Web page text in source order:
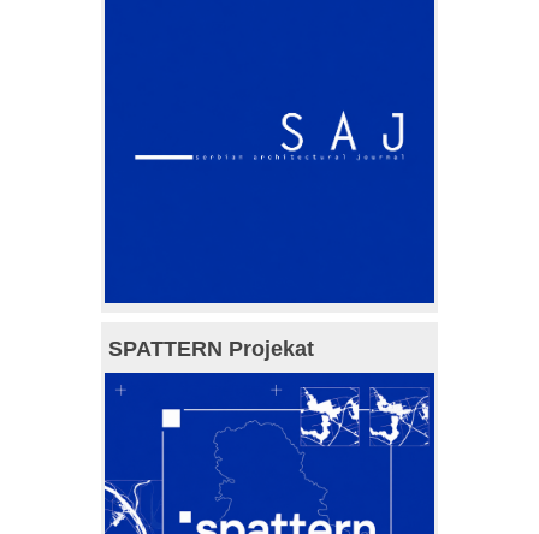
SPATTERN Projekat